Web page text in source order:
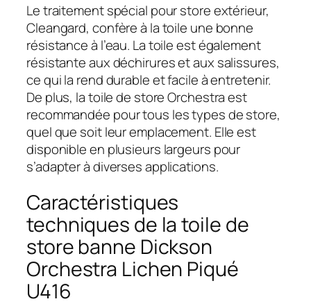
Le traitement spécial pour store extérieur,
Cleangard, confère à la toile une bonne
résistance à l’eau. La toile est également
résistante aux déchirures et aux salissures,
ce qui la rend durable et facile à entretenir.
De plus, la toile de store Orchestra est
recommandée pour tous les types de store,
quel que soit leur emplacement. Elle est
disponible en plusieurs largeurs pour
s’adapter à diverses applications.
Caractéristiques
techniques de la toile de
store banne Dickson
Orchestra Lichen Piqué
U416